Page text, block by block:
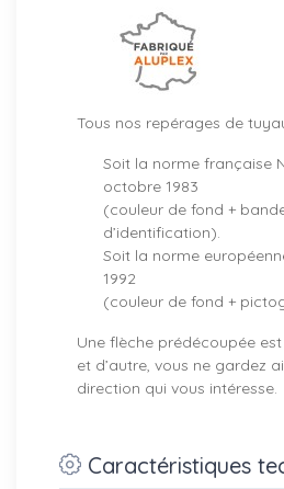
Tous nos repérages de
Soit la norme française
octobre 1983
(couleur de fond +
d’identification).
Soit la norme
1992
(couleur de fond +
Une flèche prédécoupée
et d’autre, vous ne gardez
direction qui vous intéresse.
Caractéristiques